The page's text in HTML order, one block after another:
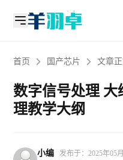
首页 国产芯片 文章
数字信号处理
理教学大纲
小编
发布于：2025年05